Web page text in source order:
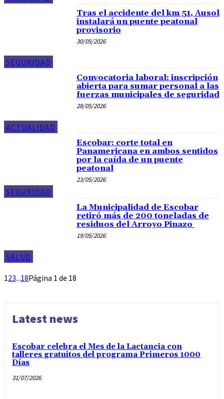
SEGURIDAD
Tras el accidente del km 51, Ausol
instalará un puente peatonal
provisorio
30/05/2026
ACTUALIDAD
Convocatoria laboral: inscripción
abierta para sumar personal a las
fuerzas municipales de seguridad
28/05/2026
SEGURIDAD
Escobar: corte total en
Panamericana en ambos sentidos
por la caída de un puente
peatonal
23/05/2026
SALUD
La Municipalidad de Escobar
retiró más de 200 toneladas de
residuos del Arroyo Pinazo
19/05/2026
123...18Página 1 de 18
Latest news
Escobar celebra el Mes de la Lactancia con
talleres gratuitos del programa Primeros 1000
Días
31/07/2026